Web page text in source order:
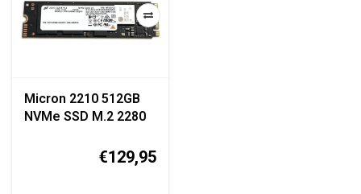
Micron 2210 512GB
NVMe SSD M.2 2280
€129,95